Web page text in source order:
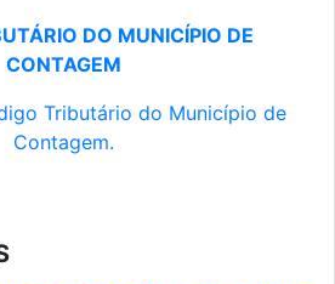
DO MUNICÍPIO DE
CONTAGEM
Tributário do Município de
Contagem.